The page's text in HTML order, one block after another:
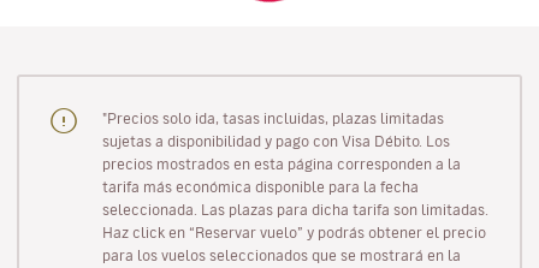
"Precios solo ida, tasas incluidas, plazas limitadas
sujetas a disponibilidad y pago con Visa Débito. Los
precios mostrados en esta página corresponden a la
tarifa más económica disponible para la fecha
seleccionada. Las plazas para dicha tarifa son limitadas.
Haz click en “Reservar vuelo” y podrás obtener el precio
para los vuelos seleccionados que se mostrará en la